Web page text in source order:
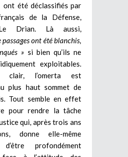
été déclassifiés par
de la Défense,
Le Drian. Là aussi,
passages ont été blanchis,
» si bien qu’ils ne
exploitables.
clair, l’omerta est
plus haut sommet de
Tout semble en effet
pour rendre la tâche
qui, après trois ans
donne elle-même
d’être profondément